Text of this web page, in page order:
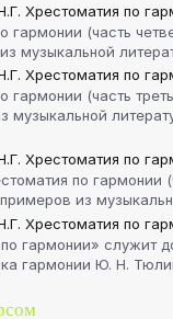
Хрестоматия по
гармонии (часть
музыкальной
Хрестоматия по
гармонии (часть
музыкальной
Хрестоматия по
по гармонии
из
Хрестоматия по
гармонии» служит
гармонии Ю. Н.